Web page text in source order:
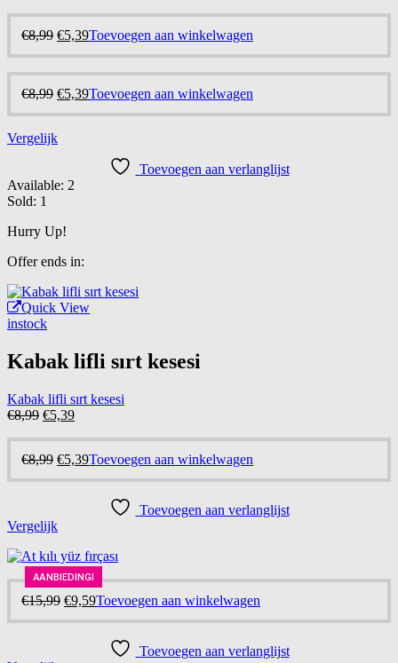
was:
€8,99.
is:
€5,39.
€8,99 Oorspronkelijke
€5,39Huidige
Toevoegen aan winkelwagen
€8,99 Oorspronkelijke
€8,99.
€5,39Huidige
Toevoegen aan winkelwagen
Vergelijk
Toevoegen aan verlanglijst
Available: 2
Sold: 1
Hurry Up!
Offer ends in:
Quick View
instock
Kabak lifli sırt kesesi
Kabak lifli sırt kesesi
€8,99 Oorspronkelijke
was:
€8,99.
€5,39Huidige
is:
€5,39.
€8,99 Oorspronkelijke
€5,39Huidige
€5,39.
Toevoegen aan winkelwagen
Toevoegen aan verlanglijst
Vergelijk
AANBIEDING!
€15,99 Oorspronkelijke
€9,59Huidige
€9,59.
Toevoegen aan winkelwagen
Toevoegen aan verlanglijst
-40%
AANBIEDING!